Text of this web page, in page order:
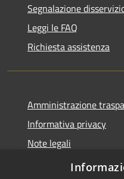
Segnalazione
Leggi le FAQ
Richiesta assistenza
Amministrazione
Informativa privacy
Note legali
Dichiarazione di